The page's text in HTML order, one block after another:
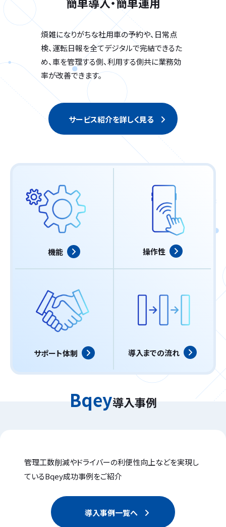
煩雑になりがちな社用車の予約や、日常点
検、運転日報を全てデジタルで完結できるた
め、車を管理する側、利用する側共に業務効
率が改善できます。
サービス紹介を詳しく見る
機能 操作性
サポート体制 導入までの流れ
Bqey導入事例
管理工数削減やドライバーの利便性向上などを実現し
ているBqey成功事例をご紹介
導入事例一覧へ